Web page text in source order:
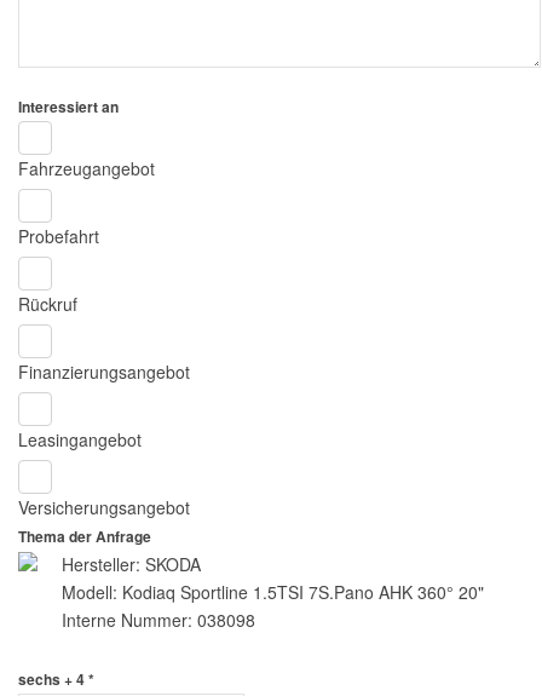
Interessiert an
Fahrzeugangebot
Probefahrt
Rückruf
Finanzierungsangebot
Leasingangebot
Versicherungsangebot
Thema der Anfrage
Hersteller: SKODA
Modell: Kodiaq Sportline 1.5TSI 7S.Pano AHK 360° 20"
Interne Nummer: 038098
sechs + 4 *